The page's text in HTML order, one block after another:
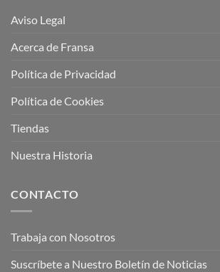
Aviso Legal
Acerca de Fransa
Política de Privacidad
Política de Cookies
Tiendas
Nuestra Historia
CONTACTO
Trabaja con Nosotros
Suscríbete a Nuestro Boletín de Noticias